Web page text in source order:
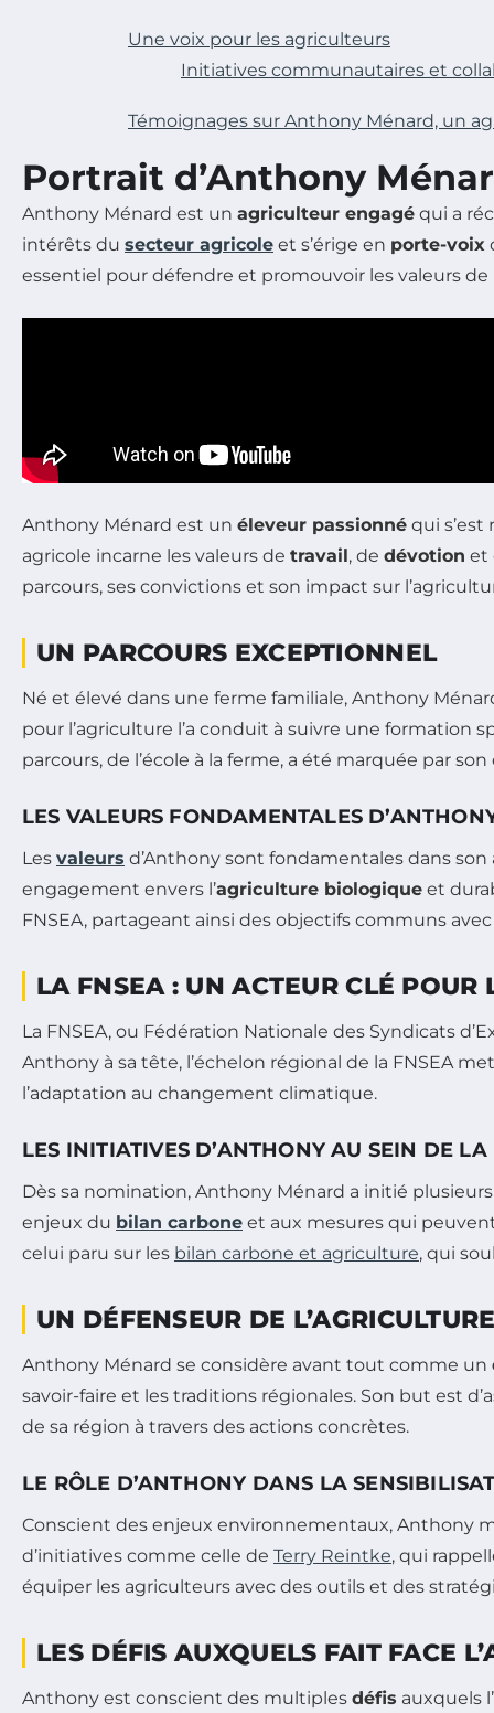
Une voix pour les agriculteurs
Initiatives communautaires et
Témoignages sur Anthony Ménard, un
Portrait d’Anthony
Anthony Ménard est un agriculteur engagé qui a
intérêts du secteur agricole et s’érige en porte-voix
essentiel pour défendre et promouvoir les valeurs de
Anthony Ménard est un éleveur passionné qui
agricole incarne les valeurs de travail, de dévotion et
parcours, ses convictions et son impact sur
UN PARCOURS EXCEPTIONNEL
Né et élevé dans une ferme familiale, Anthony
pour l’agriculture l’a conduit à suivre une formation
parcours, de l’école à la ferme, a été marquée par
LES VALEURS FONDAMENTALES
Les valeurs d’Anthony sont fondamentales dans
engagement envers l’agriculture biologique et
FNSEA, partageant ainsi des objectifs communs
LA FNSEA : UN ACTEUR CLÉ POUR
La FNSEA, ou Fédération Nationale des Syndicats
Anthony à sa tête, l’échelon régional de la FNSEA
l’adaptation au changement climatique.
LES INITIATIVES D’ANTHONY AU SEIN DE LA
Dès sa nomination, Anthony Ménard a initié
enjeux du bilan carbone et aux mesures qui
celui paru sur les bilan carbone et agriculture, qui
UN DÉFENSEUR DE
Anthony Ménard se considère avant tout comme un
savoir-faire et les traditions régionales. Son but est
de sa région à travers des actions concrètes.
LE RÔLE D’ANTHONY DANS LA
Conscient des enjeux environnementaux, Anthony
d’initiatives comme celle de Terry Reintke, qui
équiper les agriculteurs avec des outils et des
LES DÉFIS AUXQUELS FAIT FACE
Anthony est conscient des multiples défis auxquels